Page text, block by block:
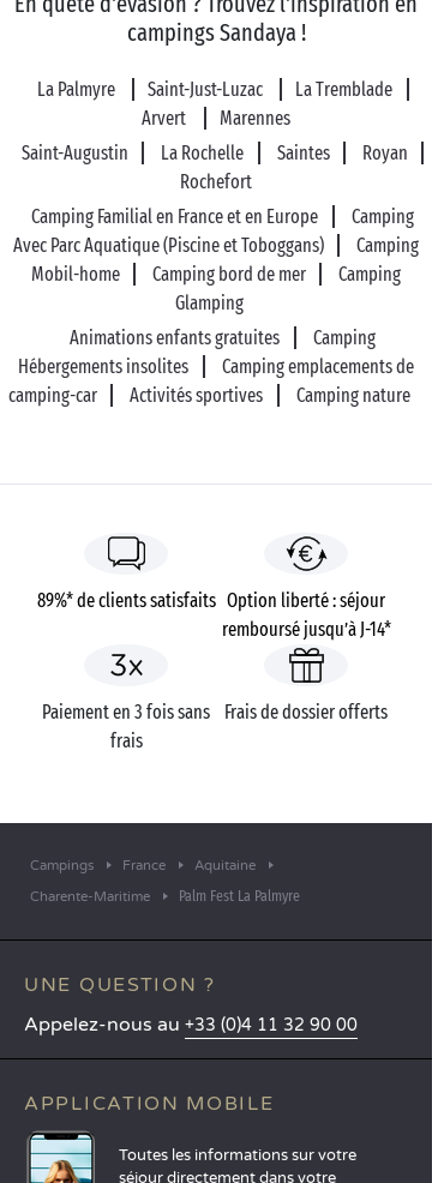
campings Sandaya !
La Palmyre Saint-Just-Luzac
La Tremblade
Arvert
Marennes
Saint-Augustin
La Rochelle Saintes
Royan
Rochefort
Camping Familial en France et en Europe
Camping
Avec Parc Aquatique (Piscine et Toboggans)
Camping
Mobil-home
Camping bord de mer
Camping
Glamping
Animations enfants gratuites
Camping
Hébergements insolites
Camping emplacements de
camping-car
Activités sportives Camping nature
89%* de clients satisfaits Option liberté : séjour
remboursé jusqu’à J-14*
Paiement en 3 fois sans
frais
Frais de dossier offerts
Campings France
Aquitaine
Charente-Maritime
Palm Fest La Palmyre
UNE QUESTION ?
Appelez-nous au +33 (0)4 11 32 90 00
APPLICATION MOBILE
Toutes les informations sur votre
séjour directement dans votre